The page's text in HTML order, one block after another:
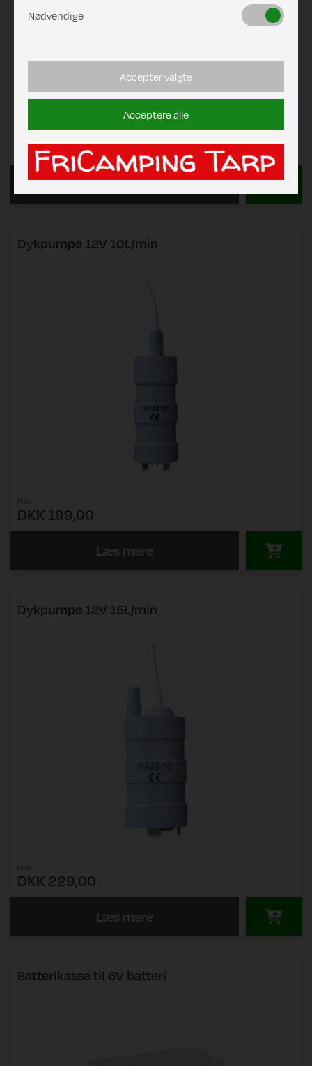
DKK 1.049,00
Læs mere
Dykpumpe 12V 10L/min
DKK 199,00
Læs mere
Dykpumpe 12V 15L/min
DKK 229,00
Læs mere
Batterikasse til 6V batteri
Nødvendige
Accepter valgte
Acceptere alle